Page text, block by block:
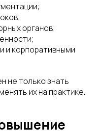
органов;
и корпоративными
не только знать
их на практике.